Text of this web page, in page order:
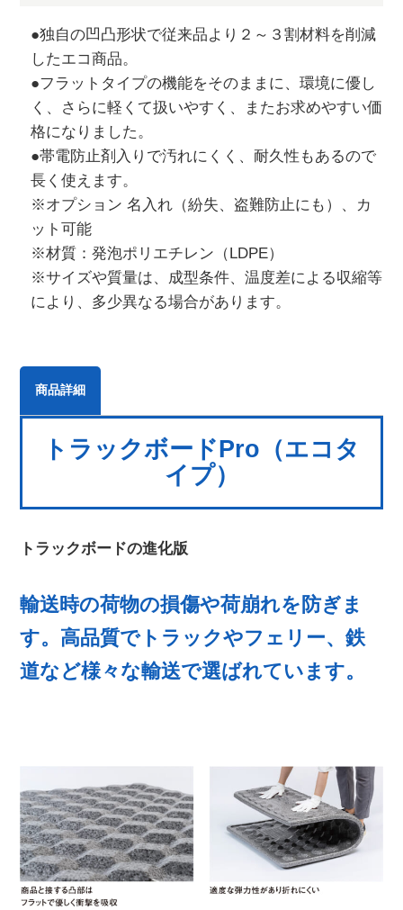
●独自の凹凸形状で従来品より２～３割材料を削減
したエコ商品。
●フラットタイプの機能をそのままに、環境に優し
く、さらに軽くて扱いやすく、またお求めやすい価
格になりました。
●帯電防止剤入りで汚れにくく、耐久性もあるので
長く使えます。
※オプション 名入れ（紛失、盗難防止にも）、カ
ット可能
※材質：発泡ポリエチレン（LDPE）
※サイズや質量は、成型条件、温度差による収縮等
により、多少異なる場合があります。
商品詳細
トラックボードPro（エコタ
イプ）
トラックボードの進化版
輸送時の荷物の損傷や荷崩れを防ぎま
す。高品質でトラックやフェリー、鉄
道など様々な輸送で選ばれています。